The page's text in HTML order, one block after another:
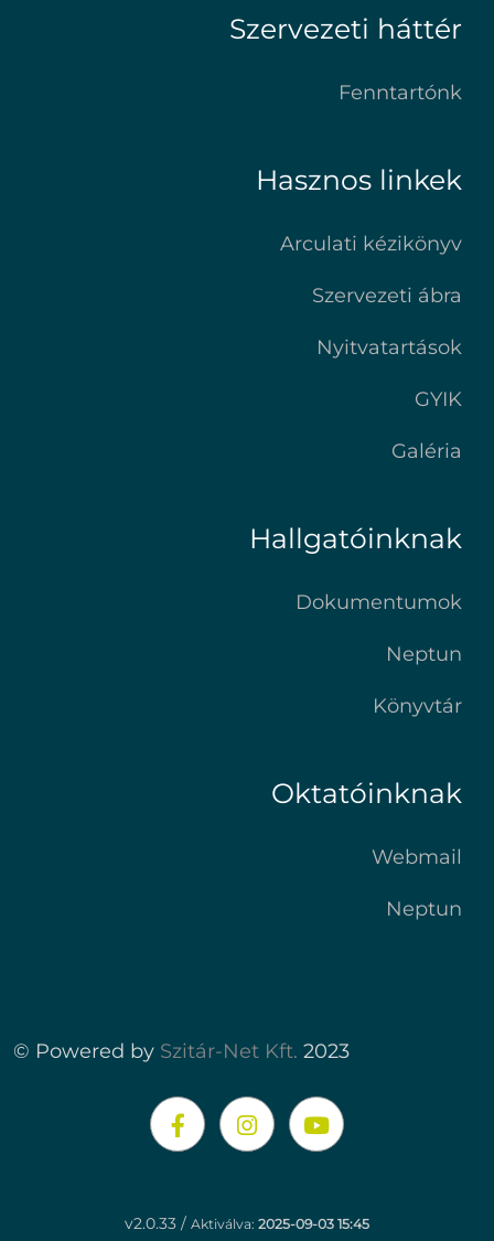
Szervezeti háttér
Fenntartónk
Hasznos linkek
Arculati kézikönyv
Szervezeti ábra
Nyitvatartások
GYIK
Galéria
Hallgatóinknak
Dokumentumok
Neptun
Könyvtár
Oktatóinknak
Webmail
Neptun
© Powered by Szitár-Net Kft. 2023
v2.0.33 / Aktiválva: 2025-09-03 15:45